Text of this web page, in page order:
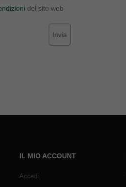
del sito web
Invia
IL MIO ACCOUNT
Accedi